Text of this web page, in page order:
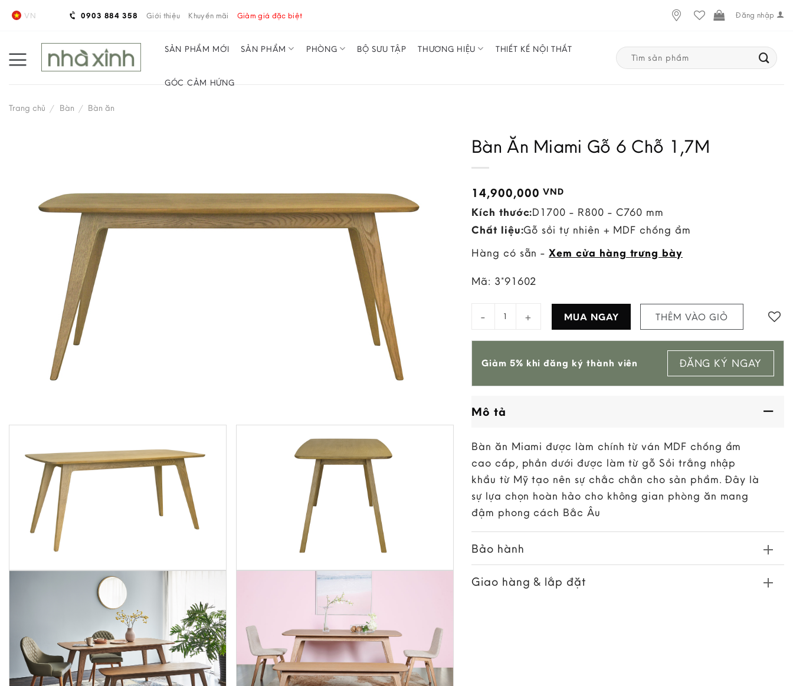
Skip
VN 0903 884 358 Giới thiệu Khuyến mãi Giảm giá đặc biệt Đăng nhập
SẢN PHẨM MỚI SẢN PHẨM PHÒNG BỘ SƯU TẬP THƯƠNG HIỆU THIẾT KẾ NỘI THẤT
GÓC CẢM HỨNG
Search
for:
Trang chủ / Bàn / Bàn ăn
Bàn Ăn Miami Gỗ 6 Chỗ 1,7M
14,900,000VND
Kích thước:D1700 - R800 - C760 mm
Chất liệu:Gỗ sồi tự nhiên + MDF chống ẩm
Hàng có sẵn -Xem cửa hàng trưng bày
Mã: 3*91602
MUA NGAY THÊM VÀO GIỎ
Giảm 5% khi đăng ký thành viên ĐĂNG KÝ NGAY
Mô tả
Bàn ăn Miami được làm chính từ ván MDF chống ẩm
cao cấp, phần dưới được làm từ gỗ Sồi trắng nhập
khẩu từ Mỹ tạo nên sự chắc chắn cho sản phẩm. Đây là
sự lựa chọn hoàn hảo cho không gian phòng ăn mang
đậm phong cách Bắc Âu
Bảo hành
Giao hàng & lắp đặt